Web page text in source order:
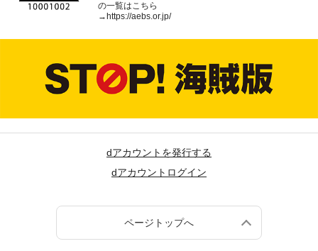
の一覧はこちら
→ https://aebs.or.jp/
dアカウントを発行する
dアカウントログイン
ページトップへ